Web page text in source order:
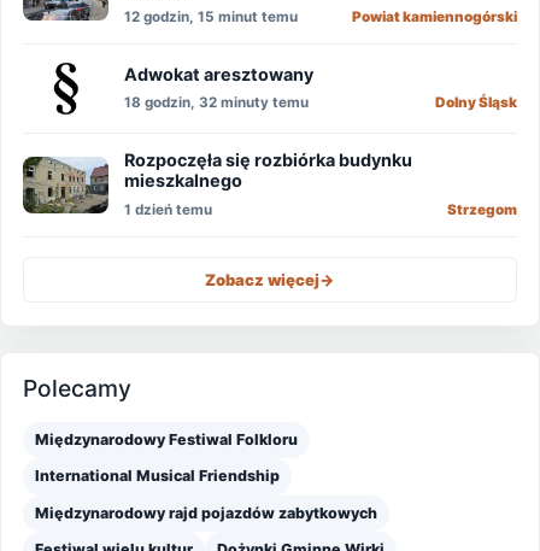
12 godzin, 15 minut temu Powiat kamiennogórski
Adwokat aresztowany
18 godzin, 32 minuty temu Dolny Śląsk
Rozpoczęła się rozbiórka budynku
mieszkalnego
1 dzień temu Strzegom
Zobacz więcej->
Polecamy
Międzynarodowy Festiwal Folkloru
International Musical Friendship
Międzynarodowy rajd pojazdów zabytkowych